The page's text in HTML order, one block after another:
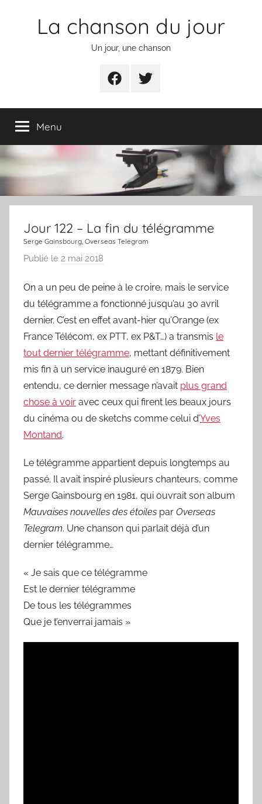
La chanson du jour
Un jour, une chanson
FacebookTwitter
Menu
Jour 122 – La fin du télégramme
Serge Gainsbourg, Overseas Telegram
Publié le 2 mai 2018
r
L
a
C
h
a
J
u
r
On a un peu de peine à le croire, mais le service
du télégramme a fonctionné jusqu’au 30 avril
dernier. C’est en effet avant-hier qu’Orange (ex
France Télécom, ex PTT, ex P&T…) a transmis le
tout dernier télégramme, mettant définitivement
mis fin à un service inauguré en 1879. Bien
entendu, ce dernier message n’avait plus grand
chose à voir avec ceux qui firent les beaux jours
du cinéma ou de sketchs comme celui d’Yves
Montand.
Le télégramme appartient depuis longtemps au
passé. Il avait inspiré plusieurs chanteurs, comme
Serge Gainsbourg en 1981, qui ouvrait son album
Mauvaises nouvelles des étoiles par Overseas
Telegram. Une chanson qui parlait déjà d’un
dernier télégramme…
« Je sais que ce télégramme
Est le dernier télégramme
De tous les télégrammes
Que je t’enverrai jamais »